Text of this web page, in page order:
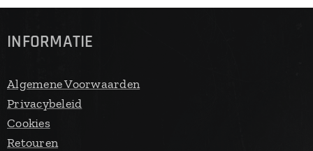
INFORMATIE
Algemene Voorwaarden
Privacybeleid
Cookies
Retouren